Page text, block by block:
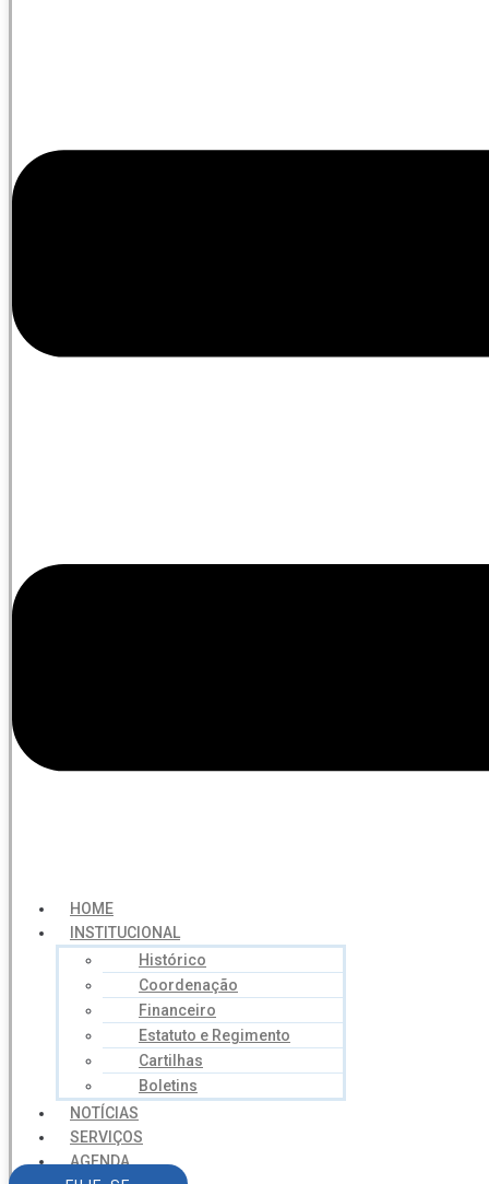
HOME
INSTITUCIONAL
Histórico
Coordenação
Financeiro
Estatuto e Regimento
Cartilhas
Boletins
NOTÍCIAS
SERVIÇOS
AGENDA